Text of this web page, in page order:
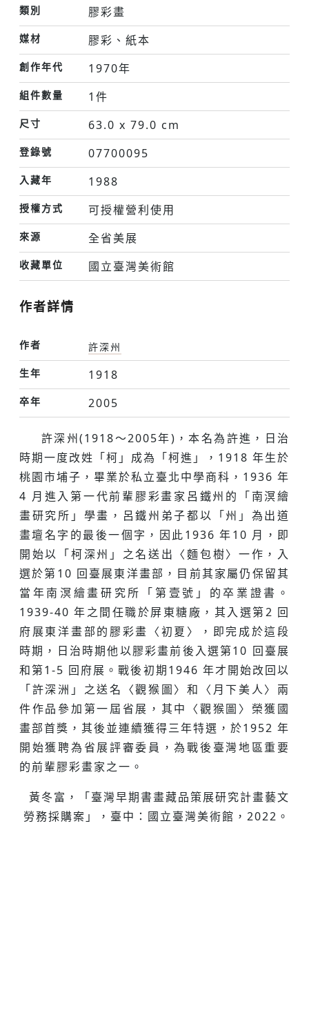
類別 膠彩畫
媒材 膠彩、紙本
創作年代 1970年
組件數量 1件
尺寸 63.0 x 79.0 cm
登錄號 07700095
入藏年 1988
授權方式 可授權營利使用
來源 全省美展
收藏單位 國立臺灣美術館
作者詳情
作者
許深州
生年
1918
卒年 2005
許深州(1918〜2005年)，本名為許進，日治
時期一度改姓「柯」成為「柯進」，1918 年生於
桃園市埔子，畢業於私立臺北中學商科，1936 年
4 月進入第一代前輩膠彩畫家呂鐵州的「南溟繪
畫研究所」學畫，呂鐵州弟子都以「州」為出道
畫壇名字的最後一個字，因此1936 年10 月，即
開始以「柯深州」之名送出〈麵包樹〉一作，入
選於第10 回臺展東洋畫部，目前其家屬仍保留其
當年南溟繪畫研究所「第壹號」的卒業證書。
1939-40 年之間任職於屏東糖廠，其入選第2 回
府展東洋畫部的膠彩畫〈初夏〉，即完成於這段
時期，日治時期他以膠彩畫前後入選第10 回臺展
和第1-5 回府展。戰後初期1946 年才開始改回以
「許深洲」之送名〈觀猴圖〉和〈月下美人〉兩
件作品參加第一屆省展，其中〈觀猴圖〉榮獲國
畫部首獎，其後並連續獲得三年特選，於1952 年
開始獲聘為省展評審委員，為戰後臺灣地區重要
的前輩膠彩畫家之一。
黃冬富，「臺灣早期書畫藏品策展研究計畫藝文
勞務採購案」，臺中：國立臺灣美術館，2022。